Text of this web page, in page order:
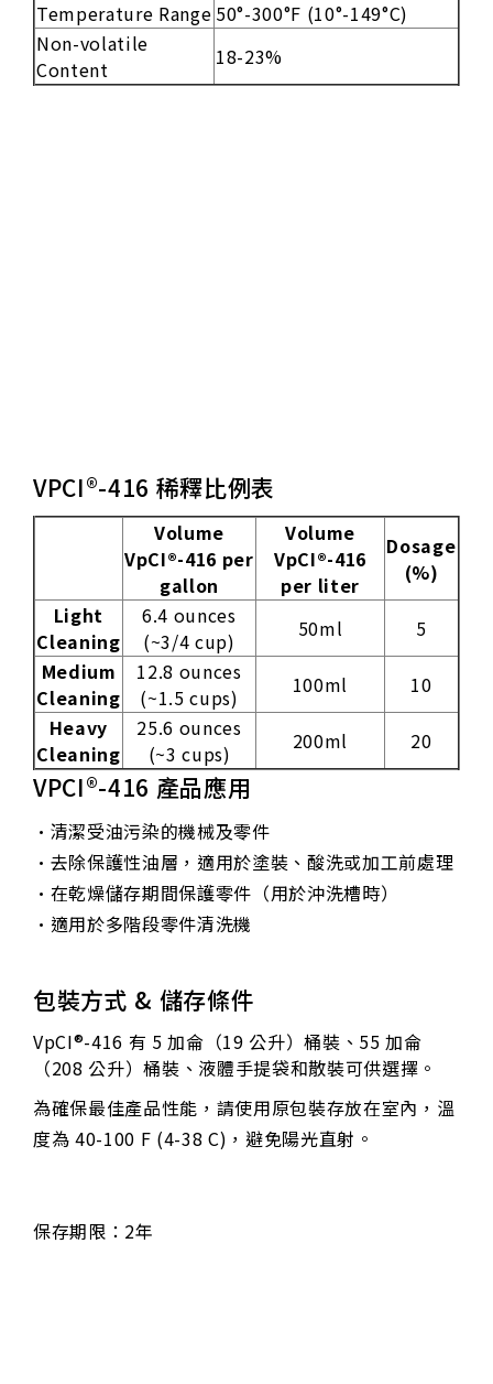
Temperature Range 50°-300°F (10°-149°C)
Non-volatile
Content
18-23%
VPCI®-416 稀釋比例表
Volume
VpCI®-416 per
gallon
Volume
VpCI®-416
per liter
Dosage
(%)
Light
Cleaning
6.4 ounces
(~3/4 cup)
50ml
5
Medium
Cleaning
12.8 ounces
(~1.5 cups)
100ml
10
Heavy
Cleaning
25.6 ounces
(~3 cups)
200ml 20
VPCI®-416 產品應用
•清潔受油污染的機械及零件
•去除保護性油層，適用於塗裝、酸洗或加工前處理
•在乾燥儲存期間保護零件（用於沖洗槽時）
•適用於多階段零件清洗機
包裝方式 & 儲存條件
VpCI®-416 有 5 加侖（19 公升）桶裝、55 加侖
（208 公升）桶裝、液體手提袋和散裝可供選擇。
為確保最佳產品性能，請使用原包裝存放在室內，溫
度為 40-100 F (4-38 C)，避免陽光直射。
保存期限：2年